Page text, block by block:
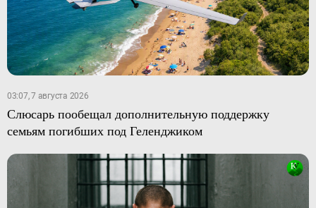
03:07, 7 августа 2026
Слюсарь пообещал дополнительную поддержку
семьям погибших под Геленджиком